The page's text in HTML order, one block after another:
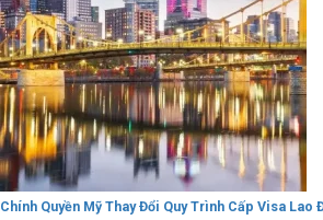
Chính Quyền Mỹ Thay Đổi Quy Trình Cấp Visa Lao